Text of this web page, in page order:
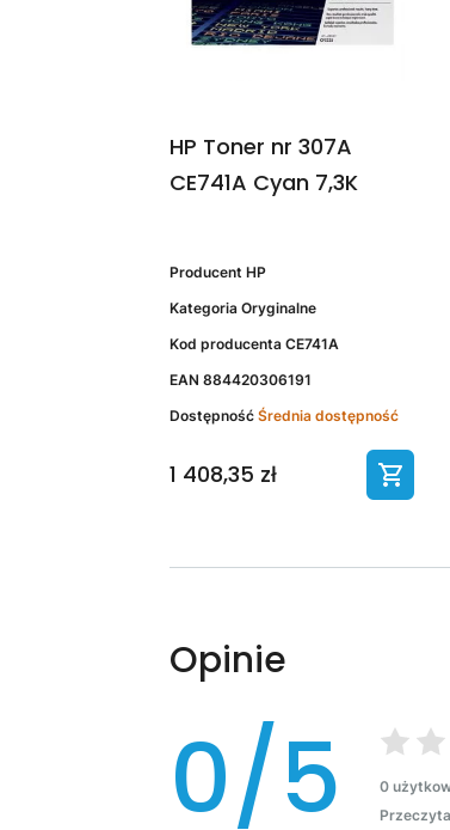
HP Toner nr 307A
CE741A Cyan 7,3K
Producent HP
Kategoria Oryginalne
Kod producenta CE741A
EAN 884420306191
Dostępność Średnia dostępność
1 408,35 zł
Opinie
0/5
0